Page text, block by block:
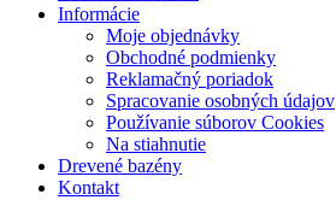
Informácie
Moje objednávky
Obchodné podmienky
Reklamačný poriadok
Spracovanie osobných údajov
Používanie súborov Cookies
Na stiahnutie
Drevené bazény
Kontakt